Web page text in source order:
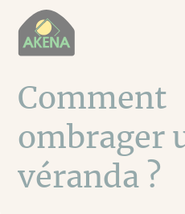
contenu
Comment
ombrager
véranda ?